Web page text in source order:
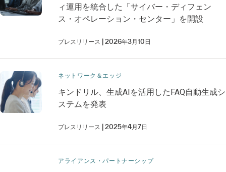
ィ運用を統合した「サイバー・ディフェン
ス・オペレーション・センター」を開設
プレスリリース 2026年3月10日
ネットワーク＆エッジ
キンドリル、生成AIを活用したFAQ自動生成シ
ステムを発表
プレスリリース 2025年4月7日
アライアンス・パートナーシップ